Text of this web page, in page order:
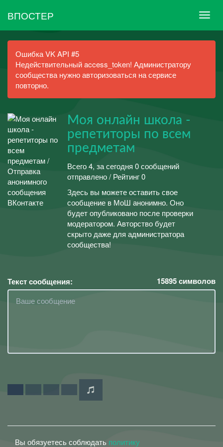
ВПОСТЕР
Ошибка VK API #5
Недействительный access_token! Администратору
сообщества нужно авторизоваться на сервисе
повторно.
Моя онлайн школа -
репетиторы по всем
предметам
Всего 4, за сегодня 0 сообщений
отправлено / Рейтинг 0
Здесь вы можете оставить свое
сообщение в МоШ анонимно. Оно
будет опубликовано после проверки
модератором. Авторство будет
скрыто даже для администратора
сообщества!
Текст сообщения: 15895символов
Вы обязуетесь соблюдать политику